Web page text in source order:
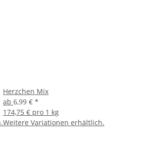
Herzchen Mix
ab 6,99 € *
174,75 € pro 1 kg
Weitere Variationen erhältlich.